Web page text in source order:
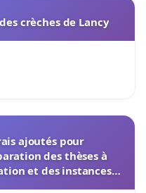
crèches de Lancy
ajoutés pour
des thèses à
et des instances